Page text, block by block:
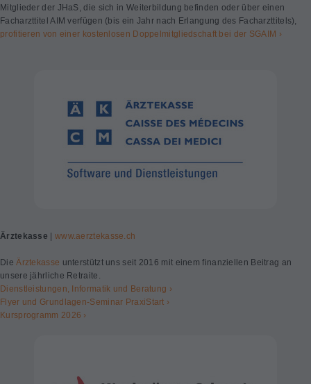
Mitglieder der JHaS, die sich in Weiterbildung befinden oder über einen
Facharzttitel AIM verfügen (bis ein Jahr nach Erlangung des Facharzttitels),
profitieren von einer kostenlosen Doppelmitgliedschaft bei der SGAIM ›
Ärztekasse | www.aerztekasse.ch
DieÄrztekasse unterstützt uns seit 2016 mit einem finanziellen Beitrag an
unsere jährliche Retraite.
Dienstleistungen, Informatik und Beratung ›
Flyer und Grundlagen-Seminar PraxiStart ›
Kursprogramm 2026 ›